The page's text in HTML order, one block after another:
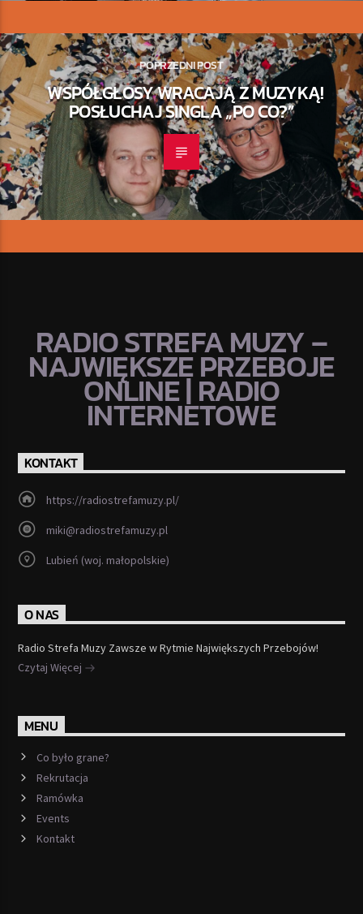
POPRZEDNI POST
WSPÓŁGŁOSY WRACAJĄ Z MUZYKĄ!
POSŁUCHAJ SINGLA „PO CO?”
RADIO STREFA MUZY –
NAJWIĘKSZE PRZEBOJE
ONLINE | RADIO
INTERNETOWE
KONTAKT
https://radiostrefamuzy.pl/
miki@radiostrefamuzy.pl
Lubień (woj. małopolskie)
O NAS
Radio Strefa Muzy Zawsze w Rytmie Największych Przebojów!
Czytaj Więcej
MENU
Co było grane?
Rekrutacja
Ramówka
Events
Kontakt